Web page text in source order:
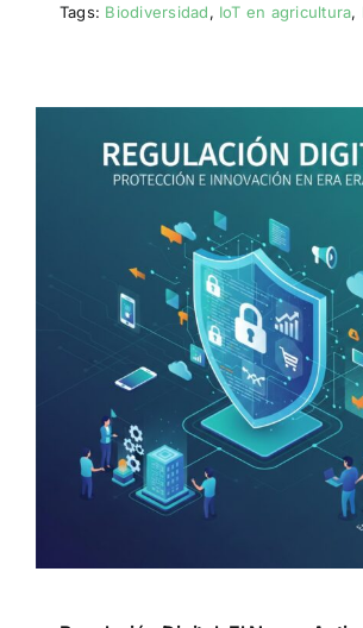
Tags: Biodiversidad, IoT en agricultura,